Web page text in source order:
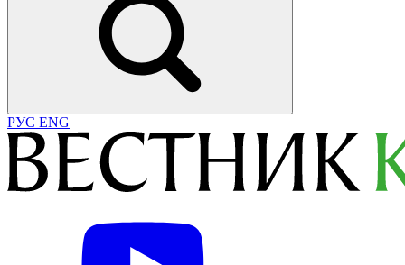
РУС ENG